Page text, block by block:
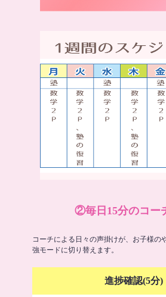
②毎日15分のコー
コーチによる日々の声掛けが、お子様の
強モードに切り替えます。
進捗確認(5分)